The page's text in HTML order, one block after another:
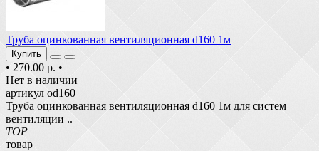
Труба оцинкованная вентиляционная d160 1м
Купить
• 270.00 р. •
Нет в наличии
артикул od160
Труба оцинкованная вентиляционная d160 1м для систем
вентиляции ..
TOP
товар